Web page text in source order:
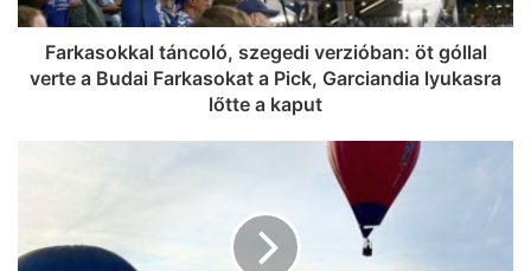
Farkasokkal táncoló, szegedi verzióban: öt góllal
verte a Budai Farkasokat a Pick, Garciandia lyukasra
lőtte a kaput